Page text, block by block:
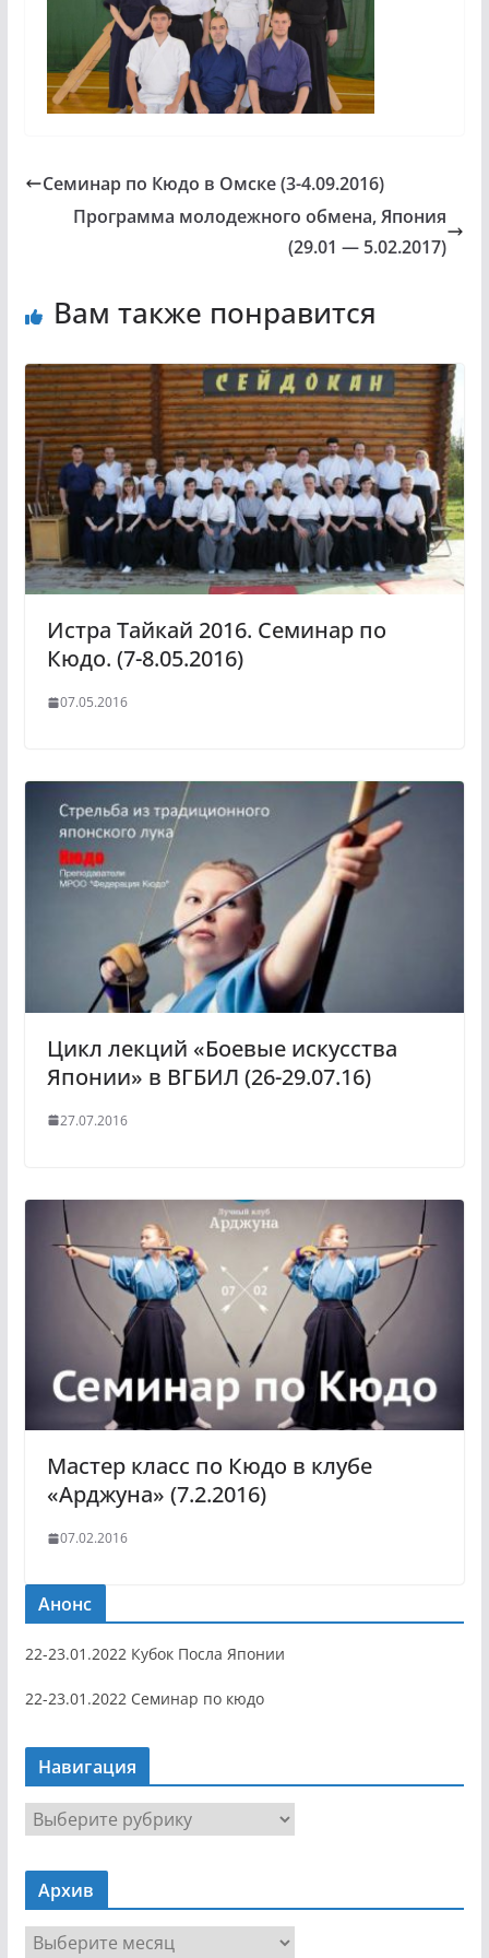
Семинар по Кюдо в Омске (3-4.09.2016)
Программа молодежного обмена, Япония
(29.01 — 5.02.2017)
Вам также понравится
Истра Тайкай 2016. Семинар по
Кюдо. (7-8.05.2016)
07.05.2016
Цикл лекций «Боевые искусства
Японии» в ВГБИЛ (26-29.07.16)
27.07.2016
Мастер класс по Кюдо в клубе
«Арджуна» (7.2.2016)
07.02.2016
Анонс
22-23.01.2022 Кубок Посла Японии
22-23.01.2022 Семинар по кюдо
Навигация
Н
в
г
Архив